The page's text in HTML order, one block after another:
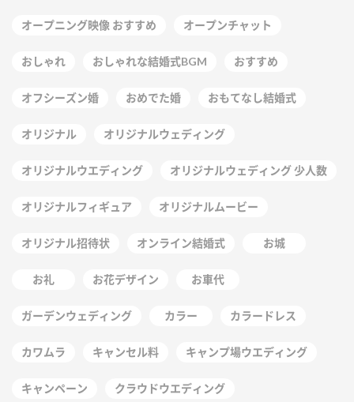
オープニング映像 おすすめ オープンチャット
おしゃれ おしゃれな結婚式BGM おすすめ
オフシーズン婚 おめでた婚 おもてなし結婚式
オリジナル オリジナルウェディング
オリジナルウエディング オリジナルウェディング 少人数
オリジナルフィギュア オリジナルムービー
オリジナル招待状 オンライン結婚式 お城
お礼 お花デザイン お車代
ガーデンウェディング カラー カラードレス
カワムラ キャンセル料 キャンプ場ウエディング
キャンペーン クラウドウエディング